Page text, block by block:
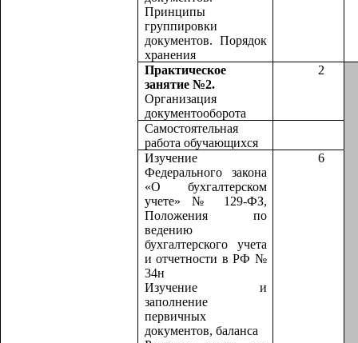
Принципы
группировки
документов. Порядок
хранения
Практическое
занятие №2.
Организация
документооборота
2
Самостоятельная
работа обучающихся
Изучение
Федерального закона
«О бухгалтерском
учете» № 129-ФЗ,
Положения по
ведению
бухгалтерского учета
и отчетности в РФ №
34н
Изучение и
заполнение
первичных
документов, баланса
6